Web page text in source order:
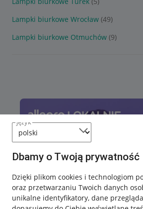
język
Dbamy o Twoją prywatność
Dzięki plikom cookies i technologiom
oraz przetwarzaniu Twoich danych
unikalne identyfikatory, dane
Lampki biurkowe Wrocław (49)
Lampki biurkowe Otmuchów (9)